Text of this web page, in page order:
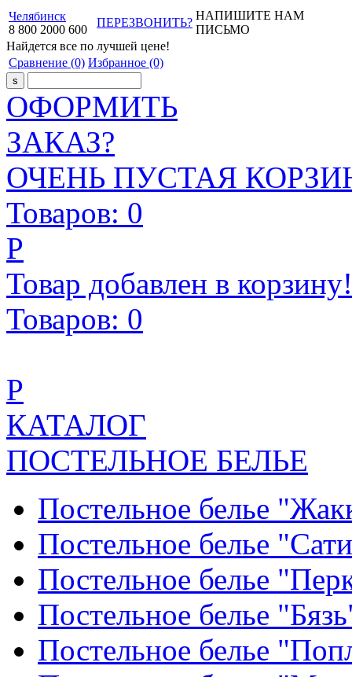
Челябинск
8 800 2000 600
ПЕРЕЗВОНИТЬ?
НАПИШИТЕ НАМ
ПИСЬМО
Найдется все по лучшей цене!
Сравнение (0) Избранное (0)
ОФОРМИТЬ
ЗАКАЗ?
ОЧЕНЬ ПУСТАЯ
Товаров: 0
Р
Товар добавлен в корзину!
Товаров: 0
Р
КАТАЛОГ
ПОСТЕЛЬНОЕ БЕЛЬЕ
Постельное белье
Постельное белье
Постельное белье
Постельное белье
Постельное белье